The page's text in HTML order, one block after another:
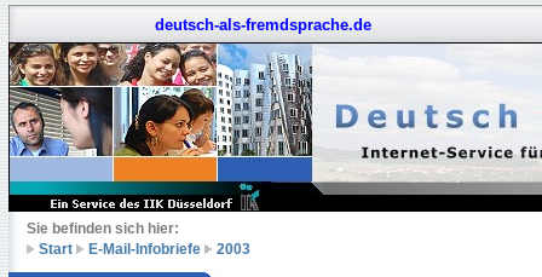
deutsch-als-fremdsprache.de
Sie befinden sich hier:
Start
E-Mail-Infobriefe 2003